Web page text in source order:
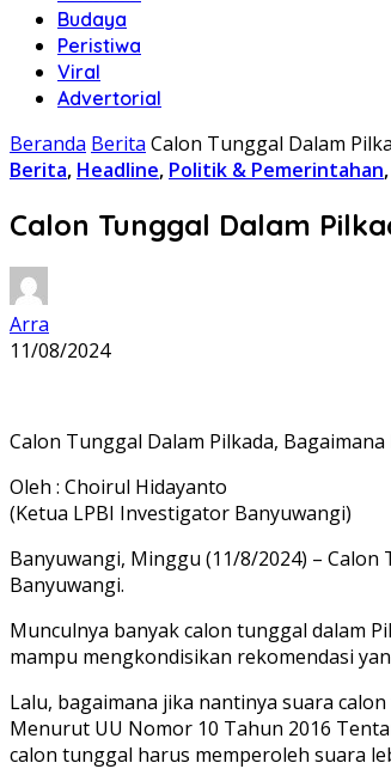
Budaya
Peristiwa
Viral
Advertorial
Beranda Berita Calon Tunggal Dalam
Berita, Headline, Politik & Pemerintahan,
Calon Tunggal Dalam
Arra
11/08/2024
Calon Tunggal Dalam Pilkada,
Oleh : Choirul Hidayanto
(Ketua LPBI Investigator Banyuwangi)
Banyuwangi, Minggu (11/8/2024) –
Banyuwangi.
Munculnya banyak calon tunggal dalam
mampu mengkondisikan rekomendasi
Lalu, bagaimana jika nantinya suara
Menurut UU Nomor 10 Tahun 2016
calon tunggal harus memperoleh suara